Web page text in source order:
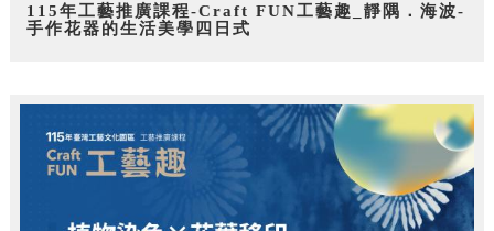
115年工藝推廣課程-Craft FUN工藝趣_靜隅．海波-
手作花器的生活美學四日式